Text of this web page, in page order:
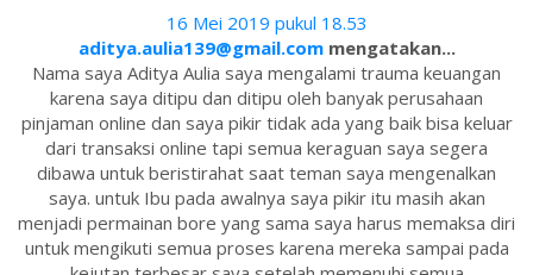
16 Mei 2019 pukul 18.53
aditya.aulia139@gmail.commengatakan...
Nama saya Aditya Aulia saya mengalami trauma keuangan
karena saya ditipu dan ditipu oleh banyak perusahaan
pinjaman online dan saya pikir tidak ada yang baik bisa keluar
dari transaksi online tapi semua keraguan saya segera
dibawa untuk beristirahat saat teman saya mengenalkan
saya. untuk Ibu pada awalnya saya pikir itu masih akan
menjadi permainan bore yang sama saya harus memaksa diri
untuk mengikuti semua proses karena mereka sampai pada